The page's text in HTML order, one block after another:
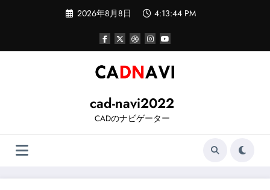
ツ
2026年8月8日 4:13:44 PM
cad-navi2022
CADのナビゲーター